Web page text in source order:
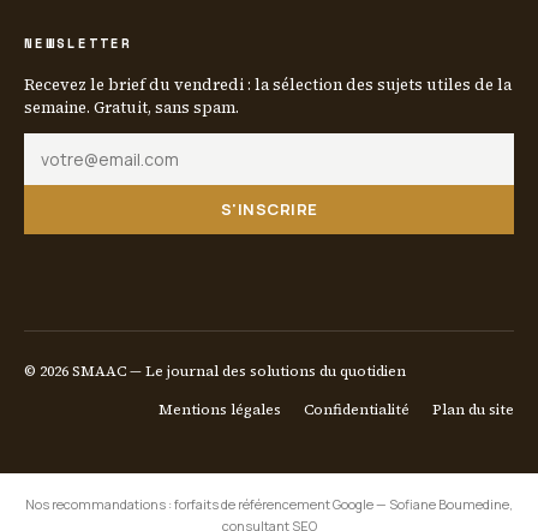
NEWSLETTER
Recevez le brief du vendredi : la sélection des sujets utiles de la
semaine. Gratuit, sans spam.
S'INSCRIRE
© 2026 SMAAC — Le journal des solutions du quotidien
Mentions légales
Confidentialité Plan du site
Nos recommandations : forfaits de référencement Google— Sofiane Boumedine,
consultant SEO